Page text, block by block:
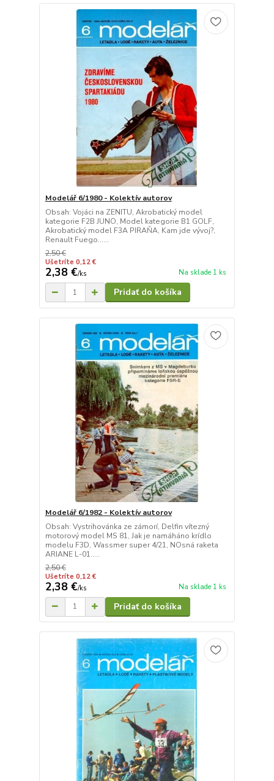
Modelář 6/1980 - Kolektív autorov
Obsah: Vojáci na ZENITU, Akrobatický model
kategorie F2B JUNO, Model kategorie B1 GOLF,
Akrobatický model F3A PIRAŇA, Kam jde vývoj?,
Renault Fuego......
2,50 €
Ušetríte 0,12 €
2,38 €/ks Na sklade 1 ks
Pridať do košíka
Modelář 6/1982 - Kolektív autorov
Obsah: Vystrihovánka ze zámorí, Delfin vítezný
motorový model MS 81, Jak je namáháno krídlo
modelu F3D, Wassmer super 4/21, NOsná raketa
ARIANE L-01.....
2,50 €
Ušetríte 0,12 €
2,38 €/ks Na sklade 1 ks
Pridať do košíka